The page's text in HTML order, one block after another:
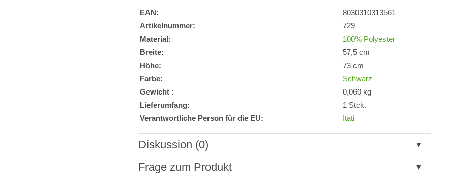
EAN:
8030310313561
Artikelnummer:
729
Material:
100% Polyester
Breite:
57,5 cm
Höhe:
73 cm
Farbe:
Schwarz
Gewicht :
0,060 kg
Lieferumfang:
1 Stck.
Verantwortliche Person für die EU:
Itati
Diskussion (0)
Neuer Kommentar
Frage zum Produkt